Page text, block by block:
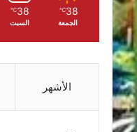
38
℃
الجمعة
38
℃
السبت
الأشهر